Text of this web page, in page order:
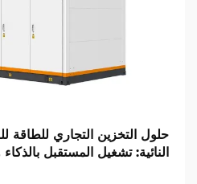
حلول التخزين التجاري للطاقة
النائية: تشغيل المستقبل بالذكاء